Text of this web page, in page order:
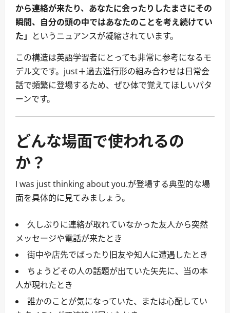
から連絡が来たり、あなたに会ったりしたまさにその
瞬間、自分の頭の中ではあなたのことを考え続けてい
た」 というニュアンスが凝縮されています。
この構造は英語学習者にとっても非常に参考になるモ
デル文です。just＋過去進行形の組み合わせは日常会
話で頻繁に登場するため、ぜひ体で覚えてほしいパタ
ーンです。
どんな場面で使われるの
か？
I was just thinking about you.が登場する典型的な場
面を具体的に見てみましょう。
久しぶりに連絡が取れていなかった友人から突然
メッセージや電話が来たとき
街中や店先でばったり旧友や知人に遭遇したとき
ちょうどその人の話題が出ていた矢先に、当の本
人が現れたとき
誰かのことが気になっていた、または心配してい